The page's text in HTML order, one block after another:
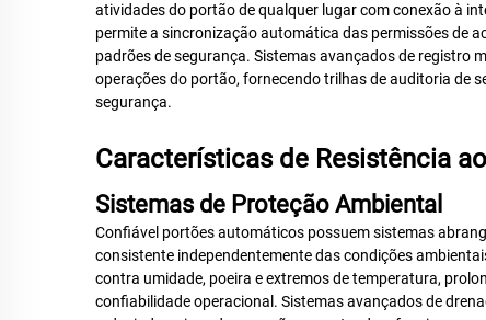
atividades do portão de qualquer lugar com conexão à
permite a sincronização automática das permissões de
padrões de segurança. Sistemas avançados de registro
operações do portão, fornecendo trilhas de auditoria de
segurança.
Características de Resistência
Sistemas de Proteção Ambiental
Confiável portões automáticos possuem sistemas
consistente independentemente das condições
contra umidade, poeira e extremos de temperatura,
confiabilidade operacional. Sistemas avançados de